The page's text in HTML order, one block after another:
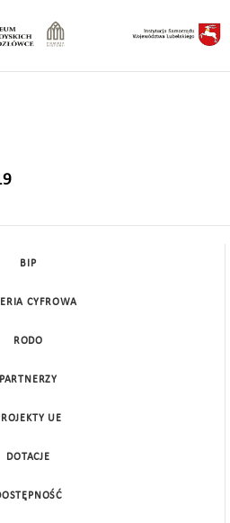
BIP
CYFROWA
RODO
PARTNERZY
UE
DOTACJE